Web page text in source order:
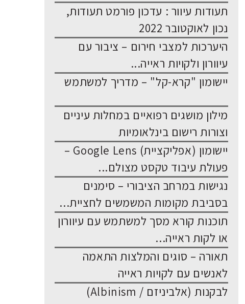
תעודות עיוור : עדכון פורמט תעודות,
נכון לאוקטובר 2022
היערכות למצבי חירום – ציבור עם
עיוורון ולקויות ראייה...
יישומון "קרא-קל" – מדריך למשתמש
מילון מושגים רפואיים במחלות עיניים
וצורות רישום בינלאומיות
יישומון (אפליקציית) Google Lens –
פעולת עיבוד טקסט מצולם...
נגישות במרחב הציבורי – סימנים
בסביבת מקומות המשמשים לחציית...
תוכנות קורא מסך למשתמש עם עיוורון
או לקות ראייה...
תאורה – סוגים והמלצות התאמה
לאנשים עם לקויות ראייה
לבקנות (אלביניזם / Albinism)